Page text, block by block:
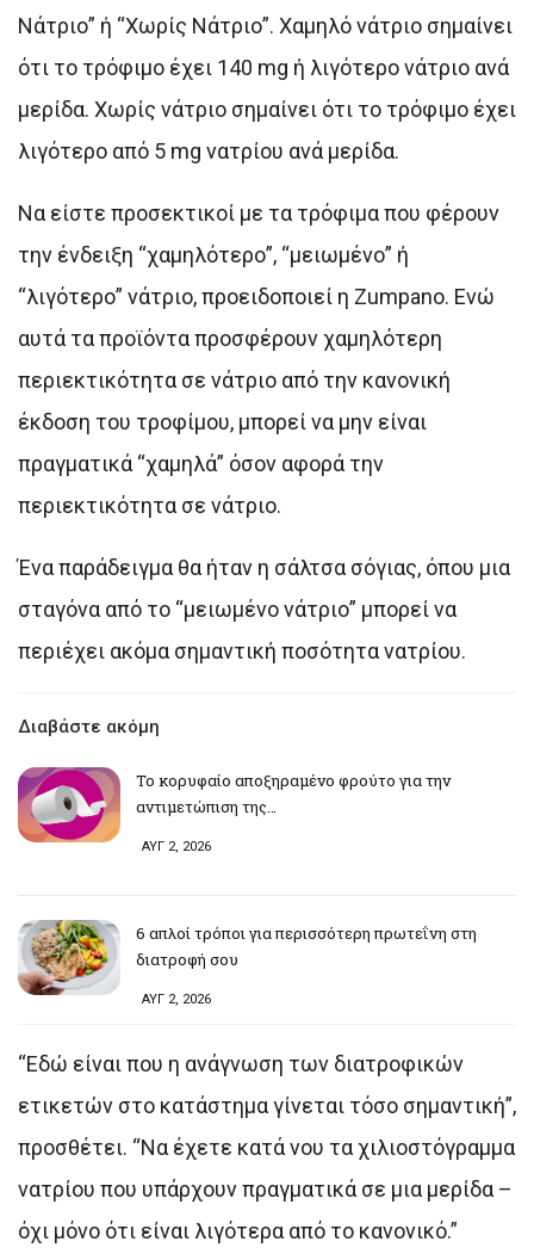
Νάτριο” ή “Χωρίς Νάτριο”. Χαμηλό νάτριο σημαίνει
ότι το τρόφιμο έχει 140 mg ή λιγότερο νάτριο ανά
μερίδα. Χωρίς νάτριο σημαίνει ότι το τρόφιμο έχει
λιγότερο από 5 mg νατρίου ανά μερίδα.
Να είστε προσεκτικοί με τα τρόφιμα που φέρουν
την ένδειξη “χαμηλότερο”, “μειωμένο” ή
“λιγότερο” νάτριο, προειδοποιεί η Zumpano. Ενώ
αυτά τα προϊόντα προσφέρουν χαμηλότερη
περιεκτικότητα σε νάτριο από την κανονική
έκδοση του τροφίμου, μπορεί να μην είναι
πραγματικά “χαμηλά” όσον αφορά την
περιεκτικότητα σε νάτριο.
Ένα παράδειγμα θα ήταν η σάλτσα σόγιας, όπου μια
σταγόνα από το “μειωμένο νάτριο” μπορεί να
περιέχει ακόμα σημαντική ποσότητα νατρίου.
Διαβάστε ακόμη
Το κορυφαίο αποξηραμένο φρούτο για την
αντιμετώπιση της…
ΑΥΓ 2, 2026
6 απλοί τρόποι για περισσότερη πρωτεΐνη στη
διατροφή σου
ΑΥΓ 2, 2026
“Εδώ είναι που η ανάγνωση των διατροφικών
ετικετών στο κατάστημα γίνεται τόσο σημαντική”,
προσθέτει. “Να έχετε κατά νου τα χιλιοστόγραμμα
νατρίου που υπάρχουν πραγματικά σε μια μερίδα –
όχι μόνο ότι είναι λιγότερα από το κανονικό.”